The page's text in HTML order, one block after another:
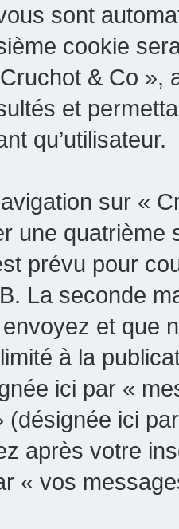
sont
cookie
& Co »,
et
qu’utilisateur.
sur «
une
prévu pour
La seconde
et que
à la
ici par «
(désignée ici
après votre
« vos